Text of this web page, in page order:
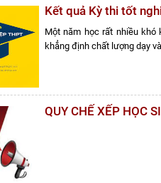
Kết quả Kỳ thi tốt
Một năm học rất nhiều
khẳng định chất lượng dạy
QUY CHẾ XẾP HỌC